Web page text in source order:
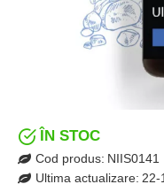
ÎN STOC
Cod produs: NIIS0141
Ultima actualizare: 22-